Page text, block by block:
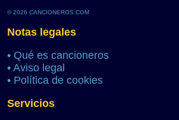
© 2026 CANCIONEROS.COM
Notas legales
• Qué es cancioneros
• Aviso legal
• Política de cookies
Servicios